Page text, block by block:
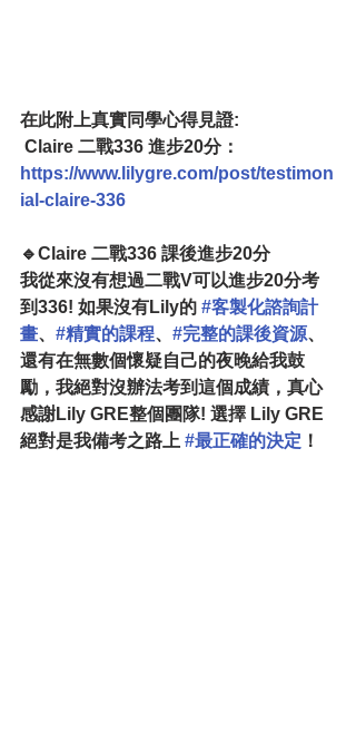
在此附上真實同學心得見證:
Claire 二戰336 進步20分：
https://www.lilygre.com/post/testimon
ial-claire-336
🔹Claire 二戰336 課後進步20分
我從來沒有想過二戰V可以進步20分考
到336! 如果沒有Lily的 #客製化諮詢計
畫、 #精實的課程、 #完整的課後資源、
還有在無數個懷疑自己的夜晚給我鼓
勵，我絕對沒辦法考到這個成績，真心
感謝Lily GRE整個團隊! 選擇 Lily GRE
絕對是我備考之路上 #最正確的決定 ！